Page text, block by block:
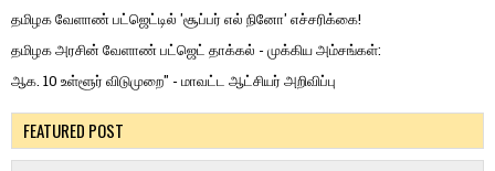
தமிழக வேளாண் பட்ஜெட்டில் 'சூப்பர் எல் நினோ' எச்சரிக்கை!
தமிழக அரசின் வேளாண் பட்ஜெட் தாக்கல் - முக்கிய அம்சங்கள்:
ஆக. 10 உள்ளூர் விடுமுறை" - மாவட்ட ஆட்சியர் அறிவிப்பு
FEATURED POST